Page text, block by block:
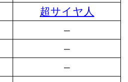
超サイヤ人
–
–
–